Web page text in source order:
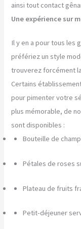
ainsi tout contact
Une expérience sur
Il y en a pour tous
préfériez un style
trouverez forcément
Certains
pour pimenter votre
plus mémorable, de
sont disponibles :
Bouteille de
Pétales de roses
Plateau de fruits
Petit-déjeuner